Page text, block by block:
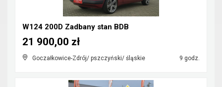
W124 200D Zadbany stan BDB
Goczałkowice-Zdrój/ pszczyński/ śląskie 9 godz.
21 900,00 zł